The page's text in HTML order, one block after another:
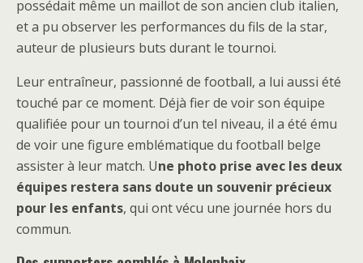
possédait même un maillot de son ancien club italien,
et a pu observer les performances du fils de la star,
auteur de plusieurs buts durant le tournoi.
Leur entraîneur, passionné de football, a lui aussi été
touché par ce moment. Déjà fier de voir son équipe
qualifiée pour un tournoi d’un tel niveau, il a été ému
de voir une figure emblématique du football belge
assister à leur match. Une photo prise avec les deux
équipes restera sans doute un souvenir précieux
pour les enfants, qui ont vécu une journée hors du
commun.